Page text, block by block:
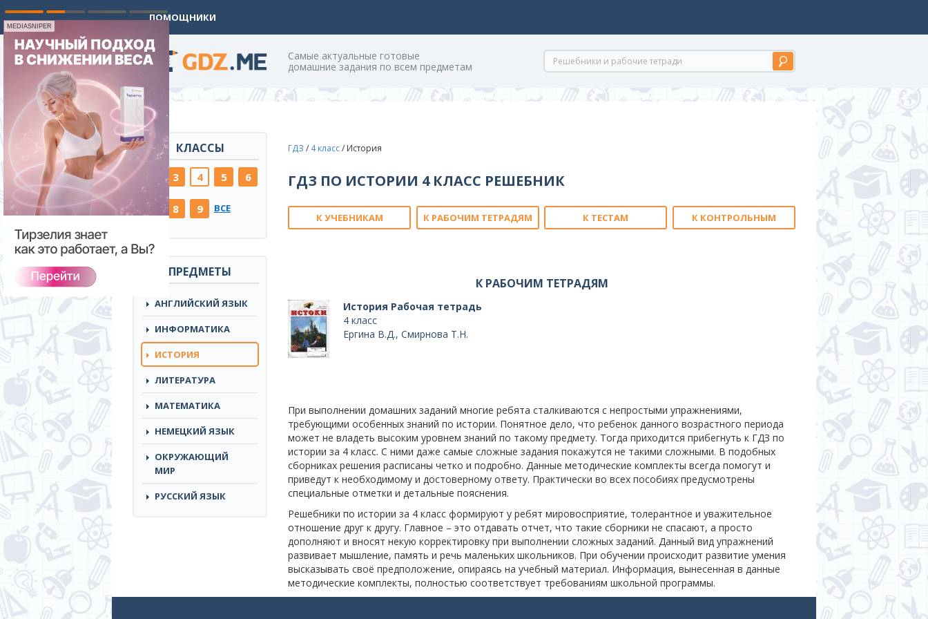
ПОМОЩНИКИ
Cамые актуальные готовые
домашние задания по всем предметам
КЛАССЫ
3 4(current)
5 6
7 8 9 ВСЕ
ПРЕДМЕТЫ
АНГЛИЙСКИЙ ЯЗЫК
ИНФОРМАТИКА
ИСТОРИЯ
ЛИТЕРАТУРА
МАТЕМАТИКА
НЕМЕЦКИЙ ЯЗЫК
ОКРУЖАЮЩИЙ
МИР
РУССКИЙ ЯЗЫК
MEDIASNIPER
ГДЗ / 4 класс/ История
ГДЗ ПО ИСТОРИИ 4 КЛАСС РЕШЕБНИК
К УЧЕБНИКАМ К РАБОЧИМ ТЕТРАДЯМ К ТЕСТАМ К КОНТРОЛЬНЫМ
К РАБОЧИМ ТЕТРАДЯМ
История Рабочая тетрадь
4 класс
Ергина В.Д., Смирнова Т.Н.
При выполнении домашних заданий многие ребята сталкиваются с непростыми упражнениями,
требующими особенных знаний по истории. Понятное дело, что ребенок данного возрастного периода
может не владеть высоким уровнем знаний по такому предмету. Тогда приходится прибегнуть к ГДЗ по
истории за 4 класс. С ними даже самые сложные задания покажутся не такими сложными. В подобных
сборниках решения расписаны четко и подробно. Данные методические комплекты всегда помогут и
приведут к необходимому и достоверному ответу. Практически во всех пособиях предусмотрены
специальные отметки и детальные пояснения.
Решебники по истории за 4 класс формируют у ребят мировосприятие, толерантное и уважительное
отношение друг к другу. Главное – это отдавать отчет, что такие сборники не спасают, а просто
дополняют и вносят некую корректировку при выполнении сложных заданий. Данный вид упражнений
развивает мышление, память и речь маленьких школьников. При обучении происходит развитие умения
высказывать своё предположение, опираясь на учебный материал. Информация, вынесенная в данные
методические комплекты, полностью соответствует требованиям школьной программы.